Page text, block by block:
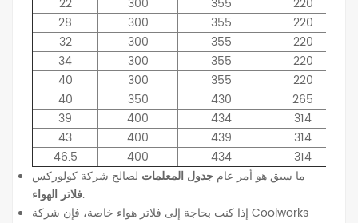
22
300 355
220
28
300 355
220
32
300 355
220
34
300 355
220
40
300 355
220
40
350 430
265
39
400 434
314
43
400 439
314
46.5
400 434
314
ما سبق هو أمر عام جدول المعلمات لصالح شركة كولوركس
فلاتر الهواء.
إذا كنت بحاجة إلى فلاتر هواء خاصة، فإن شركة Coolworks